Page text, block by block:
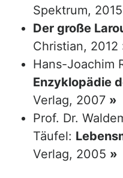
Spektrum, 2015
Der große
Christian, 2012
Hans-Joachim
Enzyklopädie
Verlag, 2007 »
Prof. Dr.
Täufel:
Verlag, 2005 »